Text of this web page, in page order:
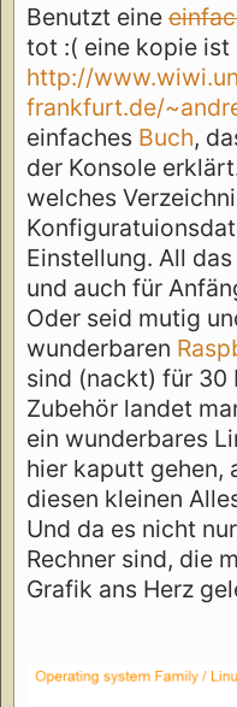
Benutzt eine
tot :( eine kopie ist
http://
frankfurt.de/
einfaches Buch,
der Konsole
welches
Einstellung. All
und auch für
Oder seid mutig
wunderbaren
sind (nackt) für 30
Zubehör landet
ein wunderbares
hier kaputt gehen,
diesen kleinen
Und da es nicht
Rechner sind, die
Grafik ans Herz